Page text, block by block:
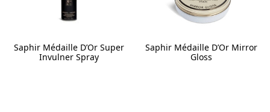
on
the
page
Saphir Médaille D’Or Super
Invulner Spray
Saphir Médaille D’Or Mirror
Gloss